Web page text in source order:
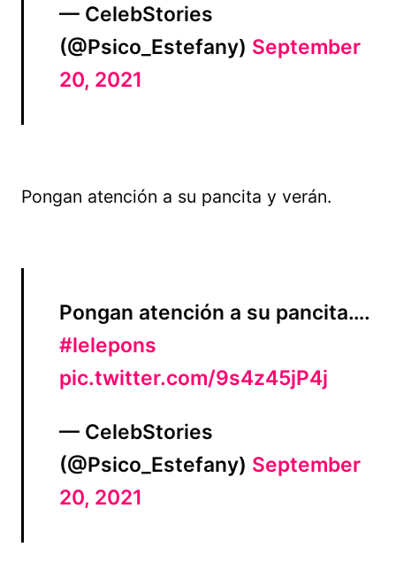
— CelebStories
(@Psico_Estefany) September
20, 2021
Pongan atención a su pancita y verán.
Pongan atención a su pancita….
#lelepons
pic.twitter.com/9s4z45jP4j
— CelebStories
(@Psico_Estefany) September
20, 2021